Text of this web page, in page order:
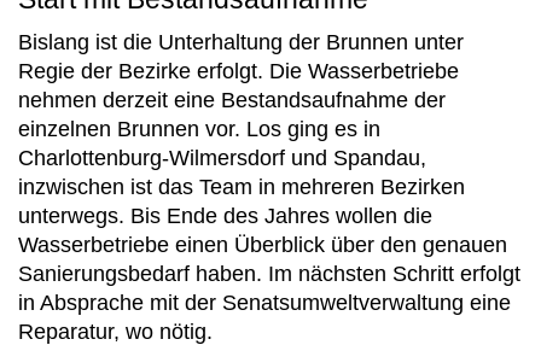
Bislang ist die Unterhaltung der Brunnen unter
Regie der Bezirke erfolgt. Die Wasserbetriebe
nehmen derzeit eine Bestandsaufnahme der
einzelnen Brunnen vor. Los ging es in
Charlottenburg-Wilmersdorf und Spandau,
inzwischen ist das Team in mehreren Bezirken
unterwegs. Bis Ende des Jahres wollen die
Wasserbetriebe einen Überblick über den genauen
Sanierungsbedarf haben. Im nächsten Schritt erfolgt
in Absprache mit der Senatsumweltverwaltung eine
Reparatur, wo nötig.